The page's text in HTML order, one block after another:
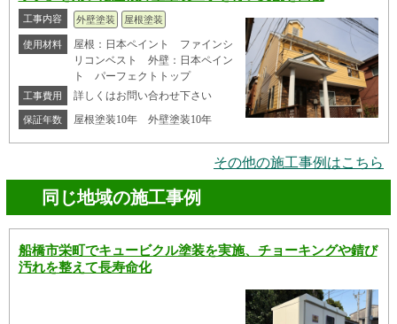
工事内容 外壁塗装 屋根塗装
使用材料
屋根：日本ペイント ファインシ
リコンベスト 外壁：日本ペイン
ト パーフェクトトップ
工事費用 詳しくはお問い合わせ下さい
保証年数 屋根塗装10年 外壁塗装10年
その他の施工事例はこちら
同じ地域の施工事例
船橋市栄町でキュービクル塗装を実施、チョーキングや錆び
汚れを整えて長寿命化